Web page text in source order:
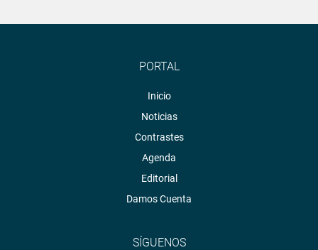
PORTAL
Inicio
Noticias
Contrastes
Agenda
Editorial
Damos Cuenta
SÍGUENOS